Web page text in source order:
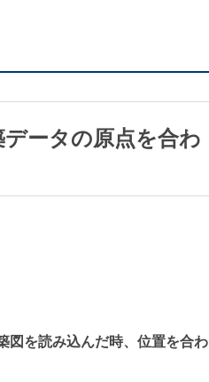
ータの原点を合わ
図を読み込んだ時、位置を合わ